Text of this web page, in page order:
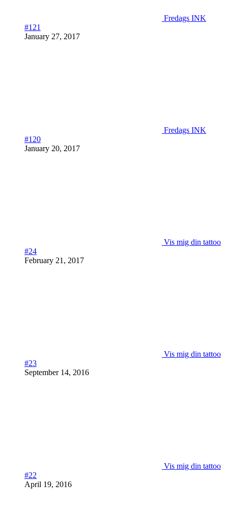
Fredags INK
#121
January 27, 2017
Fredags INK
#120
January 20, 2017
Vis mig din tattoo
#24
February 21, 2017
Vis mig din tattoo
#23
September 14, 2016
Vis mig din tattoo
#22
April 19, 2016